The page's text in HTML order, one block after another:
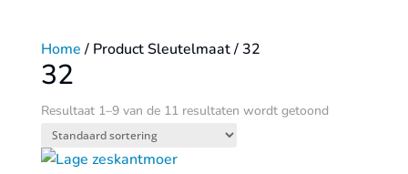
Home/ Product Sleutelmaat / 32
32
Resultaat 1–9 van de 11 resultaten wordt getoond